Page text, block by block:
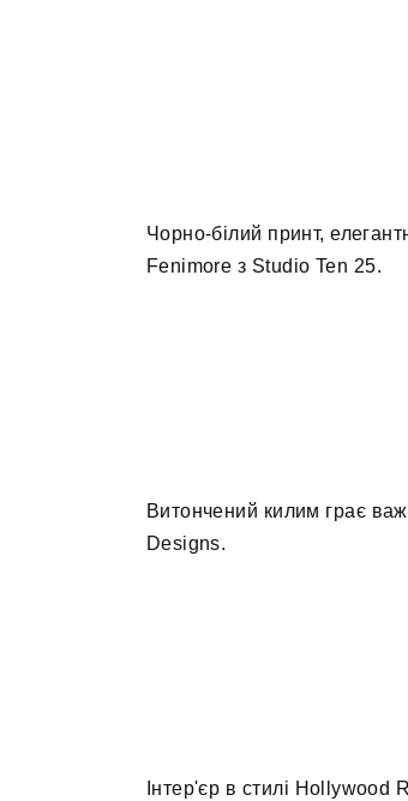
Чорно-білий принт,
Fenimore з Studio Ten 25.
Витончений килим грає
Designs.
Інтер'єр в стилі Hollywood